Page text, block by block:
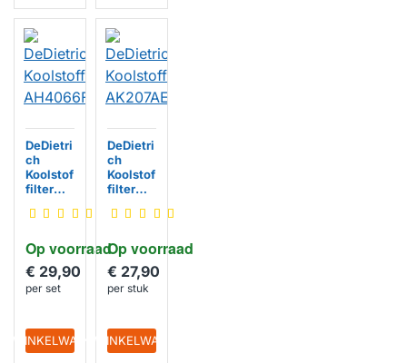
Op voorraad
DeDietri
ch
Koolstof
filter
F1
€ 29,90
per set
WINKELWAGEN
Op voorraad
DeDietri
ch
Koolstof
filter
E1
€ 27,90
per stuk
IN WINKELWAGEN